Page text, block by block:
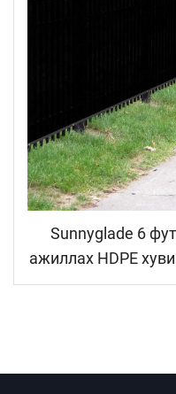
Sunnyglade 6
ажиллах HDPE
сүүдрийн тор,